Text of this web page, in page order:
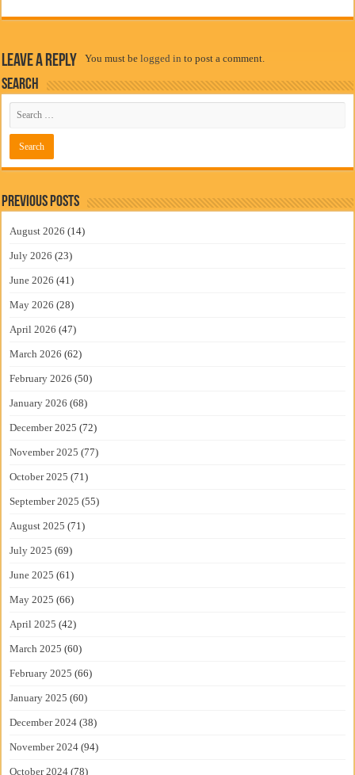
Leave a Reply You must belogged in to post a comment.
Search
Previous Posts
August 2026 (14)
July 2026 (23)
June 2026 (41)
May 2026 (28)
April 2026 (47)
March 2026 (62)
February 2026 (50)
January 2026 (68)
December 2025 (72)
November 2025 (77)
October 2025 (71)
September 2025 (55)
August 2025 (71)
July 2025 (69)
June 2025 (61)
May 2025 (66)
April 2025 (42)
March 2025 (60)
February 2025 (66)
January 2025 (60)
December 2024 (38)
November 2024 (94)
October 2024 (78)